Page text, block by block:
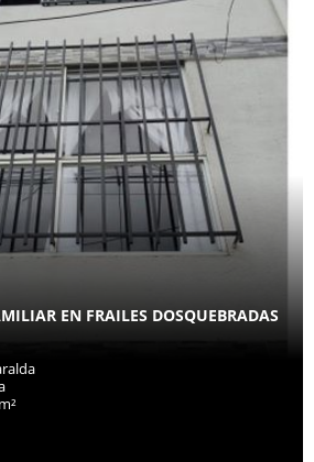
EN FRAILES DOSQUEBRADAS